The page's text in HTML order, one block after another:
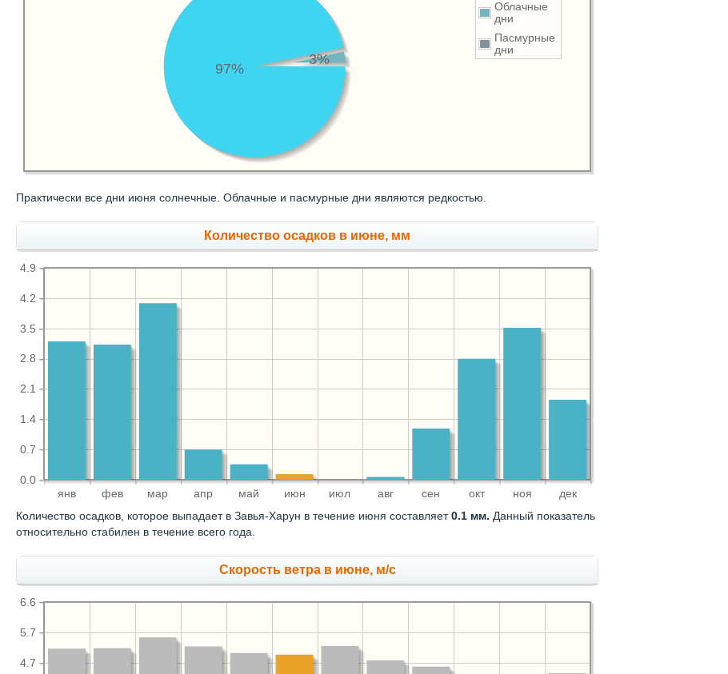
Облачные
дни
Пасмурные
дни
97%
3%
Практически все дни июня солнечные. Облачные и пасмурные дни являются редкостью.
Количество осадков в июне, мм
янв фев мар апр май июн июл авг сен окт ноя дек
0.0
0.7
1.4
2.1
2.8
3.5
4.2
4.9
Количество осадков, которое выпадает в Завья-Харун в течение июня составляет0.1 мм. Данный показатель
относительно стабилен в течение всего года.
Скорость ветра в июне, м/с
4.7
5.7
6.6